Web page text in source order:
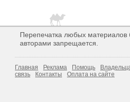
Перепечатка любых материалов
авторами запрещается.
Главная Реклама Помощь
связь
Контакты Оплата на сайте